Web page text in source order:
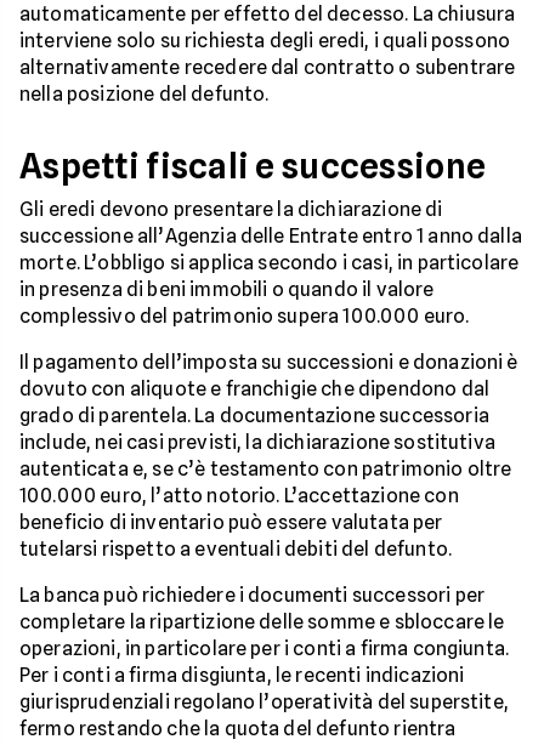
automaticamente per effetto del decesso. La chiusura
interviene solo su richiesta degli eredi, i quali possono
alternativamente recedere dal contratto o subentrare
nella posizione del defunto.
Aspetti fiscali e successione
Gli eredi devono presentare la dichiarazione di
successione all’Agenzia delle Entrate entro 1 anno dalla
morte. L’obbligo si applica secondo i casi, in particolare
in presenza di beni immobili o quando il valore
complessivo del patrimonio supera 100.000 euro.
Il pagamento dell’imposta su successioni e donazioni è
dovuto con aliquote e franchigie che dipendono dal
grado di parentela. La documentazione successoria
include, nei casi previsti, la dichiarazione sostitutiva
autenticata e, se c’è testamento con patrimonio oltre
100.000 euro, l’atto notorio. L’accettazione con
beneficio di inventario può essere valutata per
tutelarsi rispetto a eventuali debiti del defunto.
La banca può richiedere i documenti successori per
completare la ripartizione delle somme e sbloccare le
operazioni, in particolare per i conti a firma congiunta.
Per i conti a firma disgiunta, le recenti indicazioni
giurisprudenziali regolano l’operatività del superstite,
fermo restando che la quota del defunto rientra